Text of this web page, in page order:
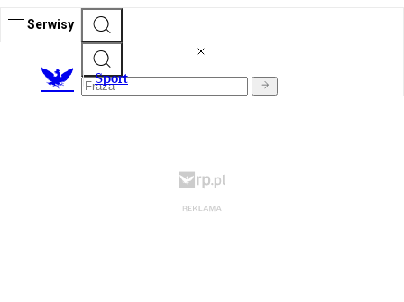
Serwisy
Sport